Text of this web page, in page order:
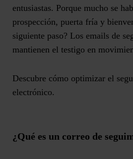
entusiastas. Porque mucho se
prospección, puerta fría y
siguiente paso? Los emails de
mantienen el testigo en
Descubre cómo optimizar el
electrónico.
¿Qué es un correo de